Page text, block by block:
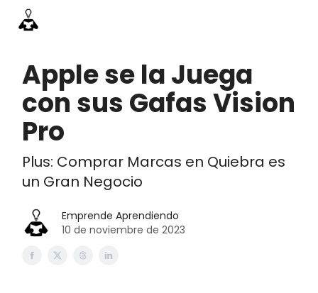
Apple se la Juega
con sus Gafas Vision
Pro
Plus: Comprar Marcas en Quiebra es
un Gran Negocio
Emprende Aprendiendo
10 de noviembre de 2023